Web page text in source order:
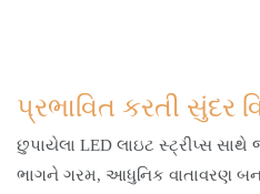
પ્રભાવિત કરતી સુંદર
છુપાયેલા LED લાઇટ સ્ટ્રીપ્સ
ભાગને ગરમ, આધુનિક વાતાવરણ